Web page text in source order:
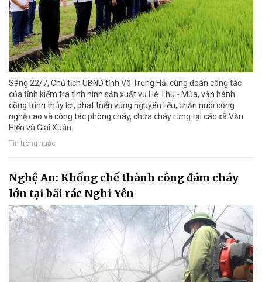
Sáng 22/7, Chủ tịch UBND tỉnh Võ Trọng Hải cùng đoàn công tác
của tỉnh kiểm tra tình hình sản xuất vụ Hè Thu - Mùa, vận hành
công trình thủy lợi, phát triển vùng nguyên liệu, chăn nuôi công
nghệ cao và công tác phòng cháy, chữa cháy rừng tại các xã Văn
Hiến và Giai Xuân.
Tin trong nước
Nghệ An: Khống chế thành công đám cháy
lớn tại bãi rác Nghi Yên